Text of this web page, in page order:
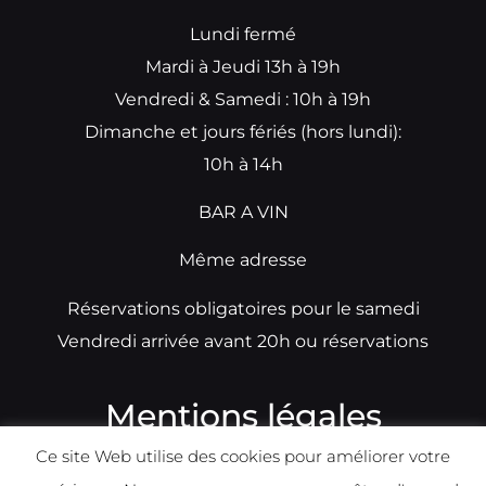
Lundi fermé
Mardi à Jeudi 13h à 19h
Vendredi & Samedi : 10h à 19h
Dimanche et jours fériés (hors lundi):
10h à 14h
BAR A VIN
Même adresse
Réservations obligatoires pour le samedi
Vendredi arrivée avant 20h ou réservations
Mentions légales
Ce site Web utilise des cookies pour améliorer votre